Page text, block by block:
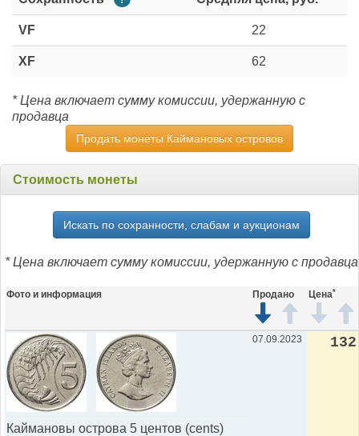
VF 22
XF 62
* Цена включает сумму комиссии, удержанную с
продавца
Продать монеты Каймановых островов
Стоимость монеты
Искать по сохранности, слабам и аукционам
* Цена включает сумму комиссии, удержанную с продавца
Фото и информация Продано Цена*
Каймановы острова 5 центов (cents)
07.09.2023 132